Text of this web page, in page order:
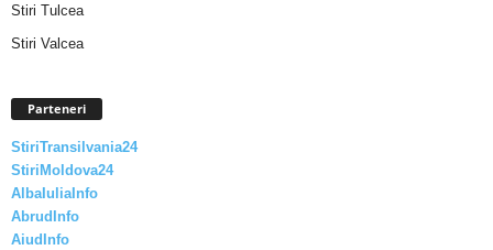
Stiri Tulcea
Stiri Valcea
Parteneri
StiriTransilvania24
StiriMoldova24
AlbaIuliaInfo
AbrudInfo
AiudInfo